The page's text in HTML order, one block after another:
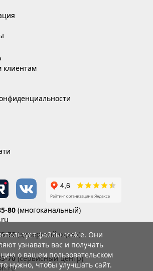
клиентам
80 (многоканальный)
86(дилерский отдел)
70 (сервисный центр)
файлы cookie. Они
узнавать вас и получать
о вашем пользовательском
нужно, чтобы улучшать сайт.